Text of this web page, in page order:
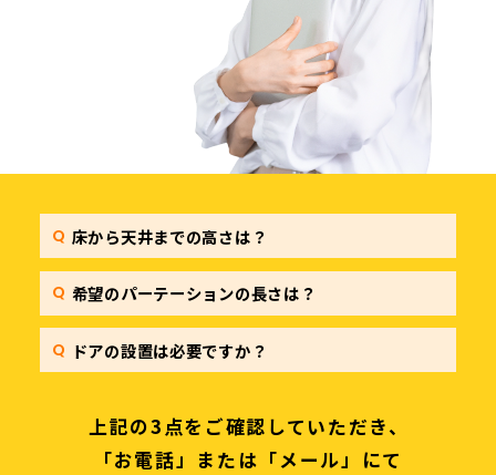
床から天井までの高さは？
希望のパーテーションの長さは？
ドアの設置は必要ですか？
上記の3点をご確認していただき、
「お電話」または「メール」にて